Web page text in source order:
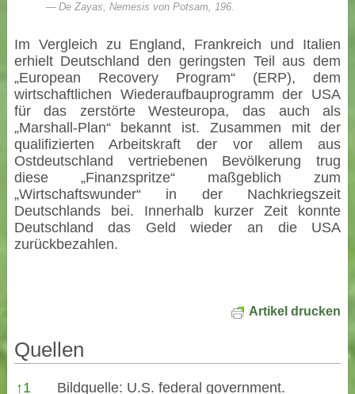
De Zayas, Nemesis von Potsam, 196.
Im Vergleich zu England, Frankreich und Italien
erhielt Deutschland den geringsten Teil aus dem
„European Recovery Program“ (ERP), dem
wirtschaftlichen Wiederaufbauprogramm der USA
für das zerstörte Westeuropa, das auch als
„Marshall-Plan“ bekannt ist. Zusammen mit der
qualifizierten Arbeitskraft der vor allem aus
Ostdeutschland vertriebenen Bevölkerung trug
diese „Finanzspritze“ maßgeblich zum
„Wirtschaftswunder“ in der Nachkriegszeit
Deutschlands bei. Innerhalb kurzer Zeit konnte
Deutschland das Geld wieder an die USA
zurückbezahlen.
Artikel drucken
Quellen
Quellen
↑1
Bildquelle: U.S. federal government.